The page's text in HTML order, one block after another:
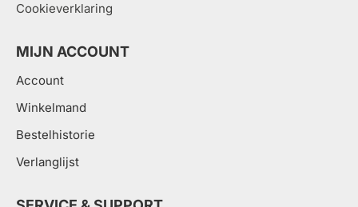
Cookieverklaring
MIJN ACCOUNT
Account
Winkelmand
Bestelhistorie
Verlanglijst